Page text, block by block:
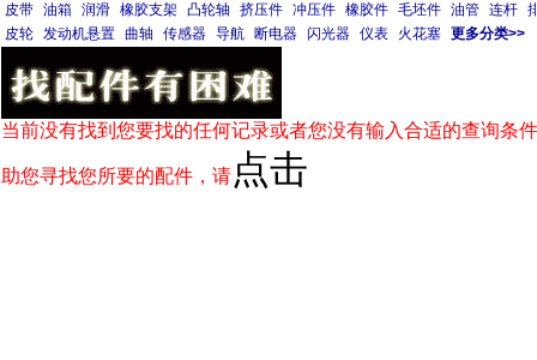
皮带 油箱 润滑 橡胶支架 凸轮轴 挤压件 冲压件 橡胶件 毛坯件 油管 连杆
皮轮 发动机悬置 曲轴 传感器 导航 断电器 闪光器 仪表 火花塞 更多分类>>
当前没有找到您要找的任何记录或者您没有输入合适的查询条
助您寻找您所要的配件，请 点击